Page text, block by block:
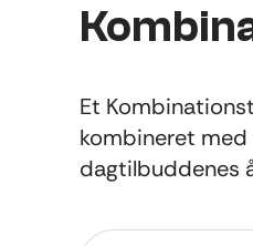
Et
kombineret
dagtilbuddenes